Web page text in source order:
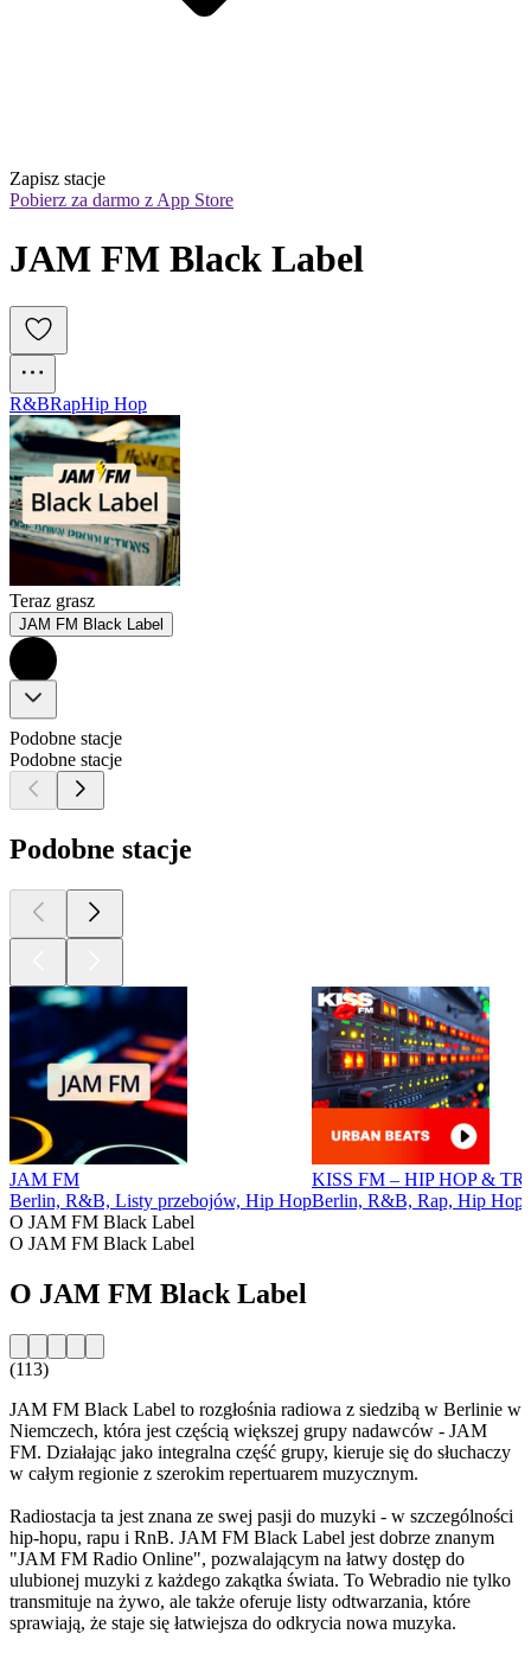
Zapisz stacje
Pobierz za darmo z App Store
JAM FM Black Label
R&BRapHip Hop
Teraz grasz
JAM FM Black Label
Podobne stacje
Podobne stacje
Podobne stacje
JAM FM
Berlin, R&B, Listy przebojów, Hip Hop
KISS FM – HIP HOP &
Berlin, R&B, Rap, Hip Hop
O JAM FM Black Label
O JAM FM Black Label
O JAM FM Black Label
(113)
JAM FM Black Label to rozgłośnia radiowa z siedzibą w Berlinie w
Niemczech, która jest częścią większej grupy nadawców - JAM
FM. Działając jako integralna część grupy, kieruje się do słuchaczy
w całym regionie z szerokim repertuarem muzycznym.
Radiostacja ta jest znana ze swej pasji do muzyki - w szczególności
hip-hopu, rapu i RnB. JAM FM Black Label jest dobrze znanym
"JAM FM Radio Online", pozwalającym na łatwy dostęp do
ulubionej muzyki z każdego zakątka świata. To Webradio nie tylko
transmituje na żywo, ale także oferuje listy odtwarzania, które
sprawiają, że staje się łatwiejsza do odkrycia nowa muzyka.